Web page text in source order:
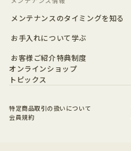
オンラインショップ
トピックス
メンテナンスのタイミングを知る
お手入れについて学ぶ
お客様ご紹介特典制度
特定商品取引の扱いについて
会員規約